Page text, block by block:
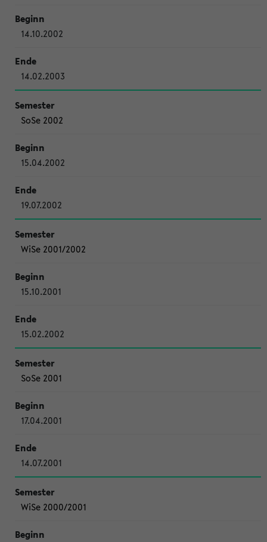
14.10.2002
14.02.2003
SoSe 2002
15.04.2002
19.07.2002
WiSe 2001/2002
15.10.2001
15.02.2002
SoSe 2001
17.04.2001
14.07.2001
WiSe 2000/2001